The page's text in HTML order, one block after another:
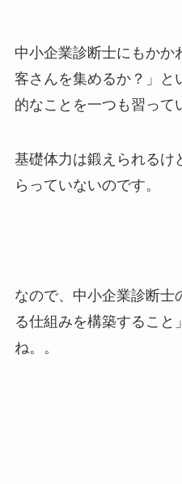
中小企業診断士にもかか
客さんを集めるか？」と
的なことを一つも習って
基礎体力は鍛えられるけ
らっていないのです。
なので、中小企業診断士
る仕組みを構築すること
ね。。